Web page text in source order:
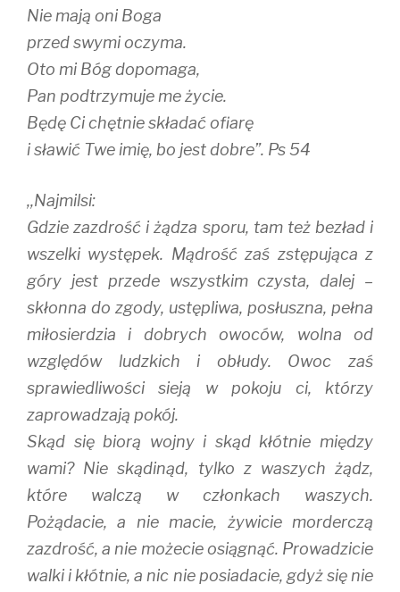
Nie mają oni Boga
przed swymi oczyma.
Oto mi Bóg dopomaga,
Pan podtrzymuje me życie.
Będę Ci chętnie składać ofiarę
i sławić Twe imię, bo jest dobre”. Ps 54
,,Najmilsi:
Gdzie zazdrość i żądza sporu, tam też bezład i
wszelki występek. Mądrość zaś zstępująca z
góry jest przede wszystkim czysta, dalej –
skłonna do zgody, ustępliwa, posłuszna, pełna
miłosierdzia i dobrych owoców, wolna od
względów ludzkich i obłudy. Owoc zaś
sprawiedliwości sieją w pokoju ci, którzy
zaprowadzają pokój.
Skąd się biorą wojny i skąd kłótnie między
wami? Nie skądinąd, tylko z waszych żądz,
które walczą w członkach waszych.
Pożądacie, a nie macie, żywicie morderczą
zazdrość, a nie możecie osiągnąć. Prowadzicie
walki i kłótnie, a nic nie posiadacie, gdyż się nie